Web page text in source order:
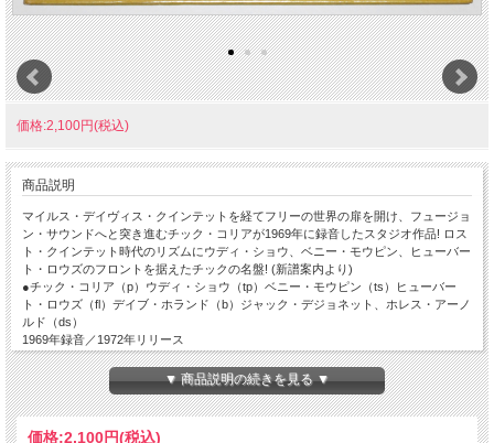
価格:2,100円(税込)
商品説明
マイルス・デイヴィス・クインテットを経てフリーの世界の扉を開け、フュージョ
ン・サウンドへと突き進むチック・コリアが1969年に録音したスタジオ作品! ロス
ト・クインテット時代のリズムにウディ・ショウ、ベニー・モウピン、ヒューバー
ト・ロウズのフロントを据えたチックの名盤! (新譜案内より)
●チック・コリア（p）ウディ・ショウ（tp）ベニー・モウピン（ts）ヒューバー
ト・ロウズ（fl）デイブ・ホランド（b）ジャック・デジョネット、ホレス・アーノ
ルド（ds）
1969年録音／1972年リリース
▼ 商品説明の続きを見る ▼
価格:2,100円(税込)